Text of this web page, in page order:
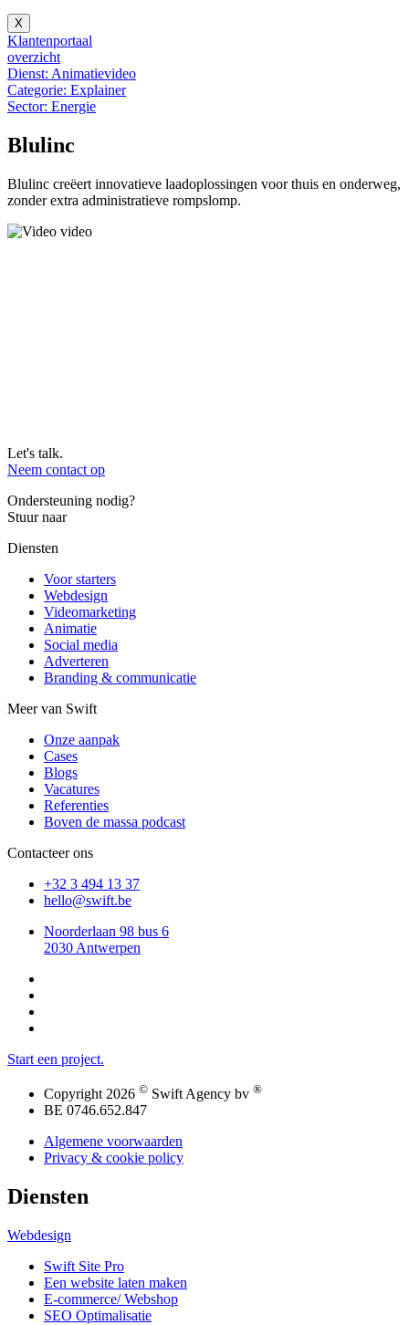
X
Klantenportaal
overzicht
Dienst: Animatievideo
Categorie: Explainer
Sector: Energie
Blulinc
Blulinc creëert innovatieve laadoplossingen voor thuis en onderweg,
zonder extra administratieve rompslomp.
Let's talk.
Neem contact op
Ondersteuning nodig?
Stuur naar
Diensten
Voor starters
Webdesign
Videomarketing
Animatie
Social media
Adverteren
Branding & communicatie
Meer van Swift
Onze aanpak
Cases
Blogs
Vacatures
Referenties
Boven de massa podcast
Contacteer ons
+32 3 494 13 37
eb.tfiws@olleh
Noorderlaan 98 bus 6
2030 Antwerpen
Start een project.
Copyright 2026 © Swift Agency bv ®
BE 0746.652.847
Algemene voorwaarden
Privacy & cookie policy
Diensten
Webdesign
Swift Site Pro
Een website laten maken
E-commerce/ Webshop
SEO Optimalisatie